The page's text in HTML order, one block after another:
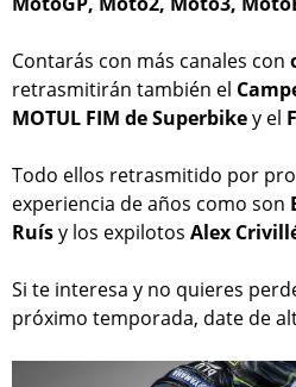
Contarás con más canales con
retrasmitirán también el
MOTUL FIM de Superbikey el
Todo ellos retrasmitido por
experiencia de años como son
Ruísy los expilotos Alex
Si te interesa y no quieres
próximo temporada, date de